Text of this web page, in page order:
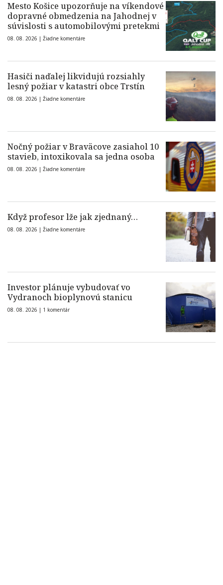
Mesto Košice upozorňuje na víkendové
dopravné obmedzenia na Jahodnej v
súvislosti s automobilovými pretekmi
08. 08. 2026 | Žiadne komentáre
Hasiči naďalej likvidujú rozsiahly
lesný požiar v katastri obce Trstín
08. 08. 2026 | Žiadne komentáre
Nočný požiar v Braväcove zasiahol 10
stavieb, intoxikovala sa jedna osoba
08. 08. 2026 | Žiadne komentáre
Když profesor lže jak zjednaný…
08. 08. 2026 | Žiadne komentáre
Investor plánuje vybudovať vo
Vydranoch bioplynovú stanicu
08. 08. 2026 | 1 komentár